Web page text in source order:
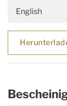
English